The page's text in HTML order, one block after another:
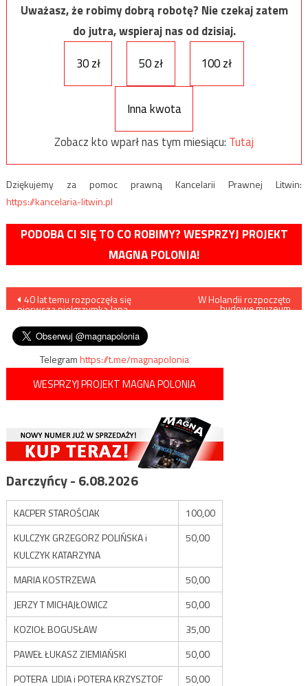
Uważasz, że robimy dobrą robotę? Nie czekaj zatem
do jutra, wspieraj nas od dzisiaj.
30 zł
50 zł 100 zł
Inna kwota
Zobacz kto wparł nas tym miesiącu: Tutaj
Dziękujemy za pomoc prawną Kancelarii Prawnej Litwin:
https://kancelaria-litwin.pl
PODOBA CI SIĘ TO CO ROBIMY? WESPRZYJ PROJEKT
MAGNA POLONIA!
Nawigacja
wpisu
40 lat temu rozpoczęła się
pierwsza pielgrzymka Jana
W Holandii rozpoczęto
budowę muzeum
Telegramhttps://t.me/magnapolonia
WESPRZYJ PROJEKT MAGNA POLONIA
Darczyńcy - 6.08.2026
KACPER STAROŚCIAK
100,00
KULCZYK GRZEGORZ POLIŃSKA i
KULCZYK KATARZYNA
50,00
MARIA KOSTRZEWA
50,00
JERZY T MICHAJŁOWICZ
50,00
KOZIOŁ BOGUSŁAW
35,00
PAWEŁ ŁUKASZ ZIEMIAŃSKI
50,00
POTERA LIDIA i POTERA KRZYSZTOF
50,00